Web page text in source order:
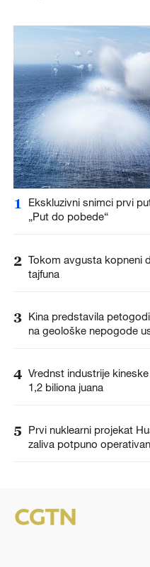
1
Ekskluzivni snimci prvi
„Put do pobede“
2 Tokom avgusta kopneni
tajfuna
3 Kina predstavila
na geološke nepogode
4 Vrednst industrije
1,2 biliona juana
5
Prvi nuklearni projekat
zaliva potpuno operativan